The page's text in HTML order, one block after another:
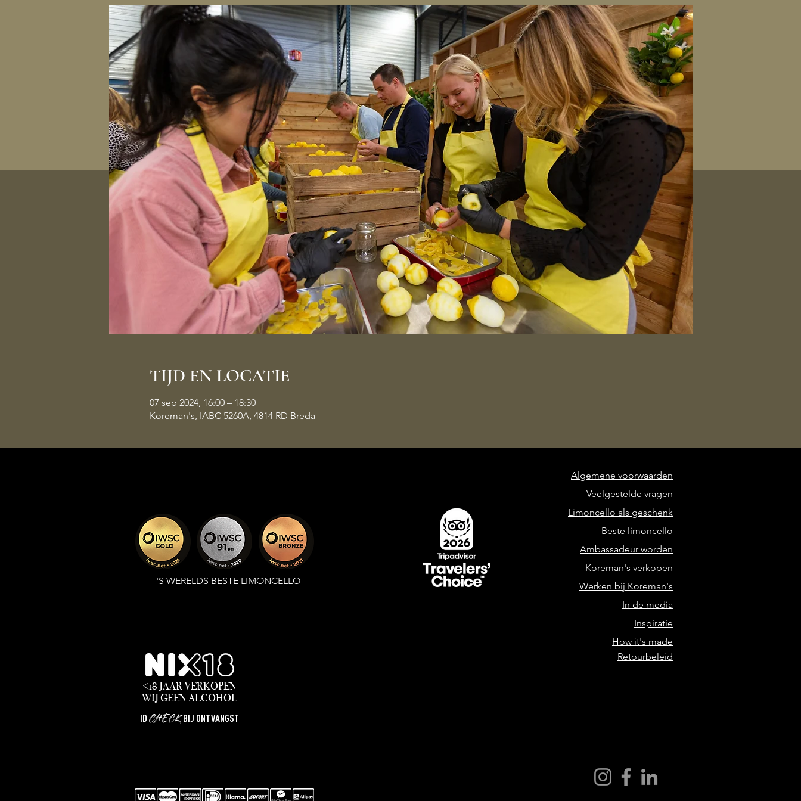
TIJD EN LOCATIE
07 sep 2024, 16:00 – 18:30
Koreman's, IABC 5260A, 4814 RD Breda
'S WERELDS BESTE LIMONCELLO
<18 JAAR VERKOPEN
WIJGEENALCOHOL
ID CHECKBIJ ONTVANGST
Algemene voorwaarden
Veelgestelde vragen
Limoncello als geschenk
Beste limoncello
Ambassadeur worden
Koreman's verkopen
Werken bij Koreman's
In de media
Inspiratie
How it's made
Retourbeleid